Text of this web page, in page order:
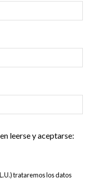
leerse y aceptarse:
trataremos los datos